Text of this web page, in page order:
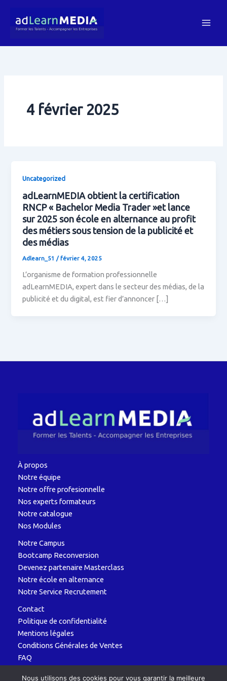
contenu
4 février 2025
Uncategorized
adLearnMEDIA obtient la certification
RNCP « Bachelor Media Trader »et lance
sur 2025 son école en alternance au profit
des métiers sous tension de la publicité et
des médias
Adlearn_51/février 4, 2025
L’organisme de formation professionnelle
adLearnMEDIA, expert dans le secteur des médias, de la
publicité et du digital, est fier d’annoncer […]
À propos
Notre équipe
Notre offre profesionnelle
Nos experts formateurs
Notre catalogue
Nos Modules
Notre Campus
Bootcamp Reconversion
Devenez partenaire Masterclass
Notre école en alternance
Notre Service Recrutement
Contact
Politique de confidentialité
Mentions légales
Conditions Générales de Ventes
FAQ
Nous utilisons des cookies pour vous garantir la meilleure